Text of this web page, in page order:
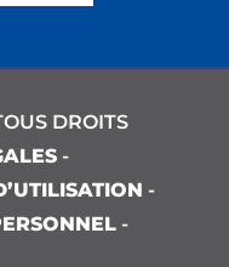
DROITS
-
-
-